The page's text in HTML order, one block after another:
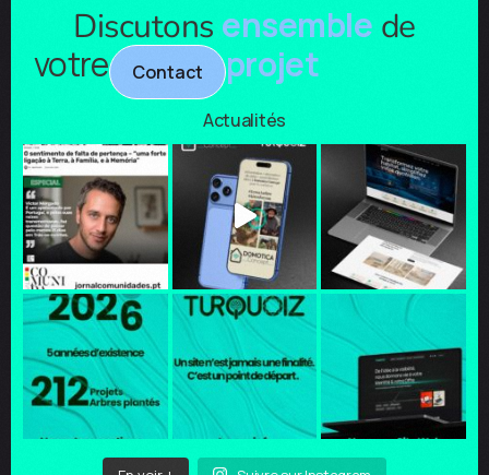
Discutons ensemble de
votre
Contact projet
Actualités